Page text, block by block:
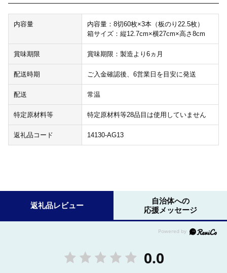
内容量
内容量：8切60枚×3本（板のり22.5枚）
箱サイズ：縦12.7cm×横27cm×高さ8cm
賞味期限 賞味期限：製造より6ヵ月
配送時期 ご入金確認後、6営業日を目安に発送
配送 常温
特定原材料等 特定原材料等28品目は使用していません
返礼品コード 14130-AG13
返礼品レビュー
自治体への
応援メッセージ
0.0